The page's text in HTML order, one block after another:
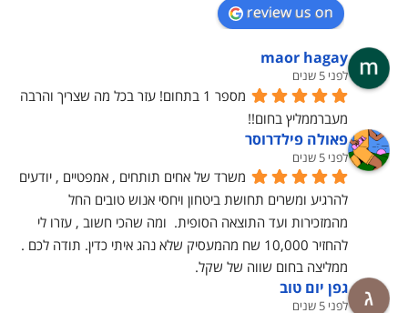
review us on
maor hagay
לפני 5 שנים
מעברממליץ בחום!!
פאולה פילדרוסר
לפני 5 שנים
ממליצה בחום שווה של שקל.
גפן יום טוב
לפני 5 שנים